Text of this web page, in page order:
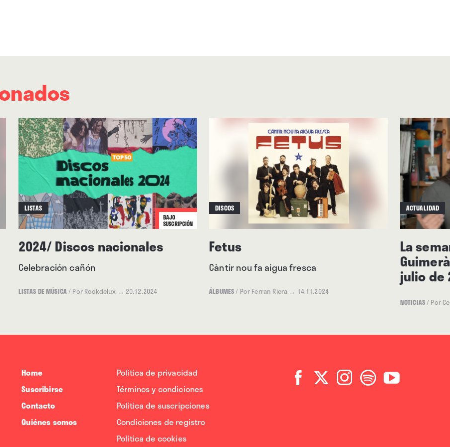
BAJO
SUSCRIPCIÓN
LISTAS
2024/ Discos nacionales
Celebración cañón
LISTAS DE MÚSICA/ Por Rockdelux → 20.12.2024
DISCOS
Fetus
Càntir nou fa aigua fresca
ÁLBUMES/ Por Ferran Riera → 14.11.2024
ACTUALIDAD
La
julio de
NOTICIAS/ Por
Home
Suscribirse
Contacto
Quiénes somos
Política de privacidad
Términos y condiciones
Política de suscripciones
Condiciones de registro
Política de cookies